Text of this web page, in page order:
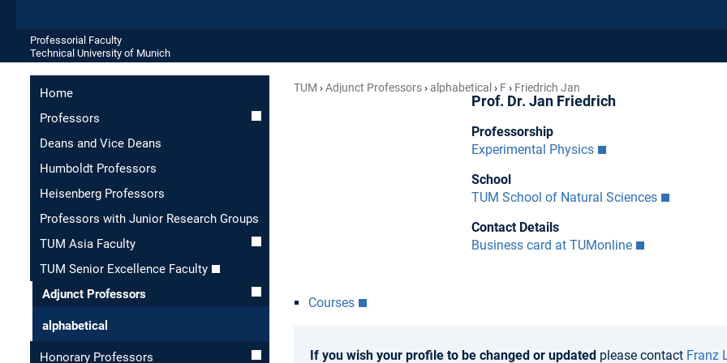
Professorial Faculty
Technical University of Munich
Home
Professors
Deans and Vice Deans
Humboldt Professors
Heisenberg Professors
Professors with Junior Research Groups
TUM Asia Faculty
TUM Senior Excellence Faculty
Adjunct Professors
alphabetical
Honorary Professors
TUM Adjunct Professors alphabetical F Friedrich Jan
Prof. Dr. Jan Friedrich
Professorship
Experimental Physics
School
TUM School of Natural Sciences
Contact Details
Business card at TUMonline
Courses
If you wish your profile to be changed or updatedplease contact Franz